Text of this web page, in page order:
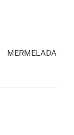
MERMELADA